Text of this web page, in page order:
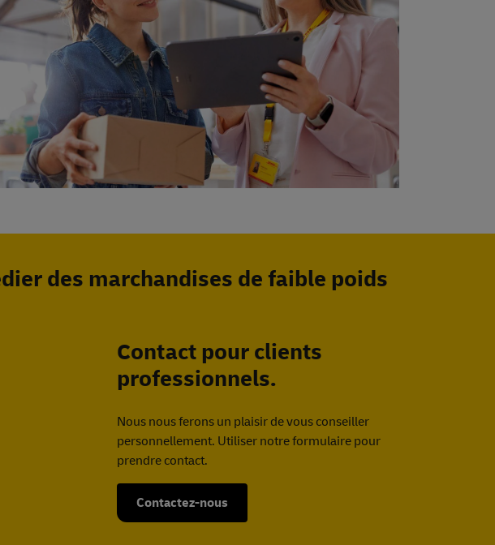
des marchandises de faible poids
Contact pour clients
professionnels.
Nous nous ferons un plaisir de vous conseiller
personnellement. Utiliser notre formulaire pour
prendre contact.
Contactez-nous